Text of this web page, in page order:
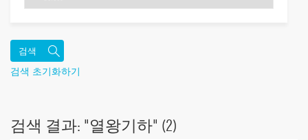
검색 초기화하기
검색 결과: "열왕기하" (2)